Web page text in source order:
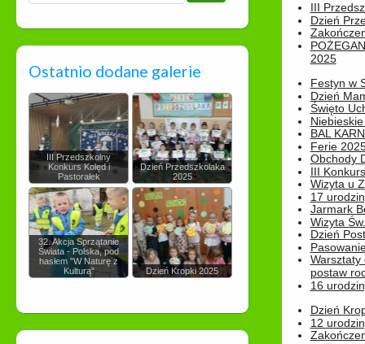
Ostatnio dodane galerie
III Przedszkolny
Konkurs Kolęd i
Pastorałek
Dzień Przedszkolaka
2025
32. Akcja Sprzątanie
Świata - Polska, pod
hasłem "W Naturę z
Kulturą"
Dzień Kropki 2025
III
Dzień
2025
Festyn w
Dzień
Święto
BAL
Ferie
Obchody
III
Wizyta u
17
Jarmark
Wizyta
Dzień
Warsztaty
postaw
16
Dzień
12